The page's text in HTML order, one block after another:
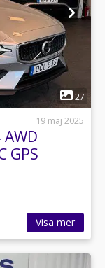
27
19 maj 2025
GPS
Visa mer